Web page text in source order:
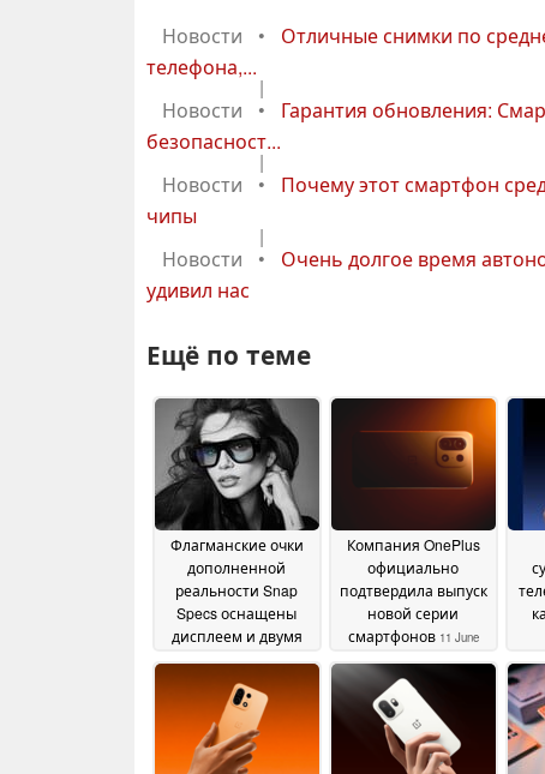
Новости
•
Отличные снимки по
телефона,...
|
Новости
•
Гарантия обновления:
безопасност...
|
Новости
•
Почему этот смартфон
чипы
|
Новости
•
Очень долгое время
удивил нас
Ещё по теме
Флагманские очки
дополненной
реальности Snap
Specs оснащены
дисплеем и двумя
17 June 2026
Компания OnePlus
официально
подтвердила выпуск
новой серии
смартфонов 11 June
2026